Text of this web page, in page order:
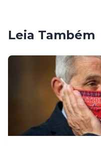
Leia Também